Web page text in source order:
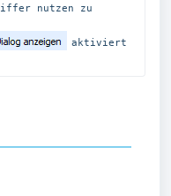
nutzen zu
aktiviert